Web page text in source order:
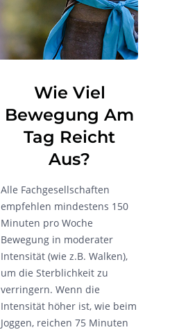
Wie Viel
Bewegung Am
Tag Reicht
Aus?
Alle Fachgesellschaften
empfehlen mindestens 150
Minuten pro Woche
Bewegung in moderater
Intensität (wie z.B. Walken),
um die Sterblichkeit zu
verringern. Wenn die
Intensität höher ist, wie beim
Joggen, reichen 75 Minuten